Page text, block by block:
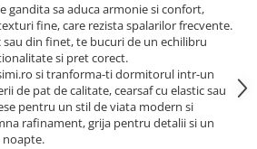
gandita sa aduca armonie si confort,
fine, care rezista spalarilor frecvente.
din finet, te bucuri de un echilibru
si pret corect.
si tranforma-ti dormitorul intr-un
de pat de calitate, cearsaf cu elastic sau
pentru un stil de viata modern si
rafinament, grija pentru detalii si un